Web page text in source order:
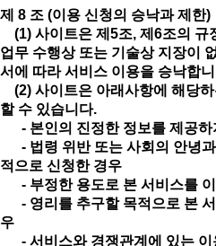
제 8 조 (이용 신청의 승낙과 제한)
(1) 사이트은 제5조, 제6조의 규
업무 수행상 또는 기술상 지장이
서에 따라 서비스 이용을 승낙합
(2) 사이트은 아래사항에 해당
할 수 있습니다.
- 본인의 진정한 정보를 제공하
- 법령 위반 또는 사회의 안녕
적으로 신청한 경우
- 부정한 용도로 본 서비스를
- 영리를 추구할 목적으로 본
우
- 서비스와 경쟁관계에 있는 이